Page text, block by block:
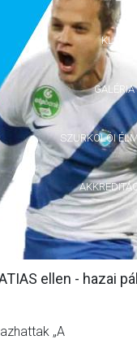
KLUB
GALÉRIA
SZURKOLÓI
ellen - hazai
„A